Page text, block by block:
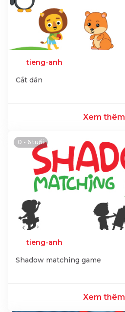
tieng-anh
Cắt dán
Xem thêm
0 - 6 tuổi
tieng-anh
Shadow matching game
Xem thêm